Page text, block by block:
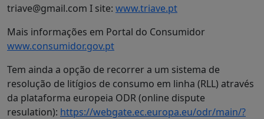
triave@gmail.com I site: www.triave.pt
Mais informações em Portal do Consumidor
www.consumidor.gov.pt
Tem ainda a opção de recorrer a um sistema de
resolução de litígios de consumo em linha (RLL) através
da plataforma europeia ODR (online dispute
resulation): https://webgate.ec.europa.eu/odr/main/?